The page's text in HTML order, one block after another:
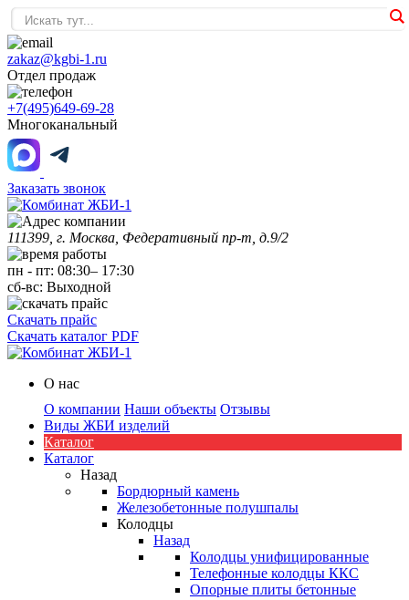
zakaz@kgbi-1.ru
Отдел продаж
+7(495)649-69-28
Многоканальный
Заказать звонок
111399, г. Москва, Федеративный пр-т, д.9/2
пн - пт: 08:30– 17:30
сб-вс: Выходной
Скачать прайс
Скачать каталог PDF
О нас
О компании Наши объекты Отзывы
Виды ЖБИ изделий
Каталог
Каталог
Назад
Бордюрный камень
Железобетонные полушпалы
Колодцы
Назад
Колодцы унифицированные
Телефонные колодцы ККС
Опорные плиты бетонные